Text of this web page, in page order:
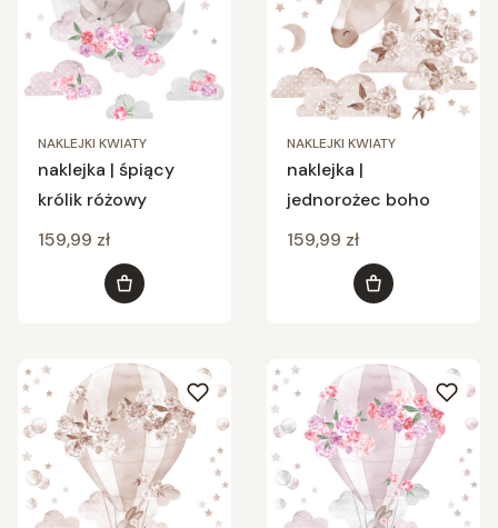
NAKLEJKI KWIATY
naklejka | śpiący
królik różowy
Cena
159,99 zł
Do koszyka
NAKLEJKI KWIATY
naklejka |
jednorożec boho
Cena
159,99 zł
Do koszyka